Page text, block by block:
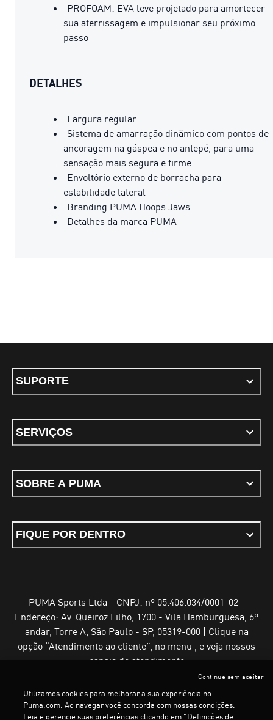
PROFOAM: EVA leve projetado para amortecer
sua aterrissagem e impulsionar seu próximo
passo
DETALHES
Largura regular
Sistema de amarração dinâmico com pontos de
ancoragem na gáspea e no antepé, para uma
sensação mais segura e firme
Envoltório externo de borracha para
estabilidade lateral
Branding PUMA Hoops Jaws
Detalhes da marca PUMA
SUPORTE
SERVIÇOS
SOBRE A PUMA
FIQUE POR DENTRO
PUMA Sports Ltda - CNPJ: nº 05.406.034/0001-02 -
Endereço: Av. Queiroz Filho, 1700 - Vila Hamburguesa, 6º
andar, Torre A, São Paulo - SP, 05319-000 | Clique na
opção “Atendimento ao cliente”, no menu , e veja nossos
canais de atendimento
Utilizamos cookies para melhorar a sua experiência no
Puma.com. Ao navegar você concorda com nossas condições.
Leia e gerencie suas preferências clicando em "Definições de
Continue sem aceitar